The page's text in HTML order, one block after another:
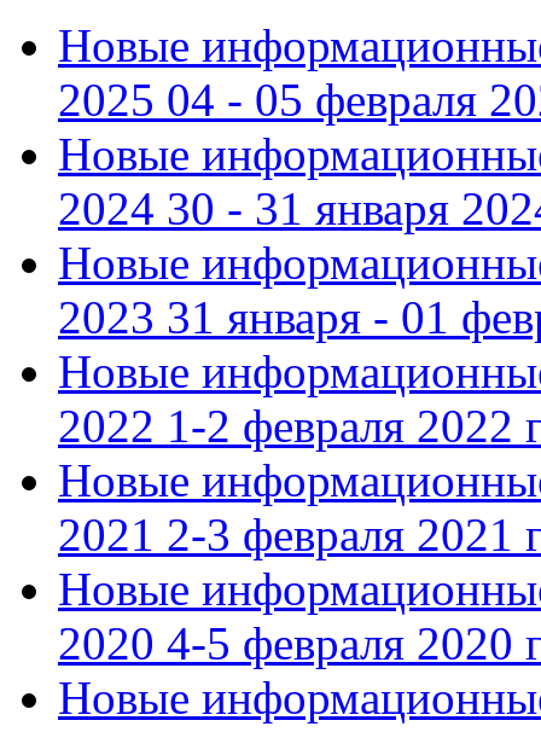
Новые
2025 04 - 05 февраля
Новые
2024 30 - 31 января
Новые
2023 31 января - 01
Новые
2022 1-2 февраля 2022
Новые
2021 2-3 февраля 2021
Новые
2020 4-5 февраля 2020
Новые